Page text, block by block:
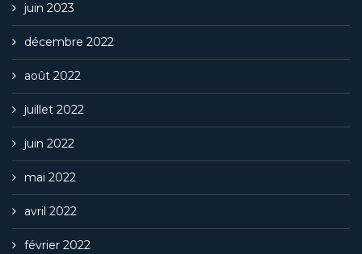
juin 2023
décembre 2022
août 2022
juillet 2022
juin 2022
mai 2022
avril 2022
février 2022